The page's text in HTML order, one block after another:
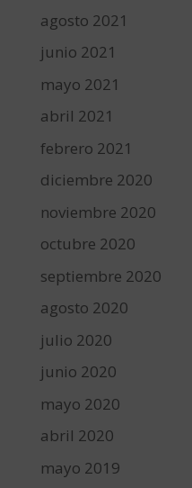
agosto 2021
junio 2021
mayo 2021
abril 2021
febrero 2021
diciembre 2020
noviembre 2020
octubre 2020
septiembre 2020
agosto 2020
julio 2020
junio 2020
mayo 2020
abril 2020
mayo 2019